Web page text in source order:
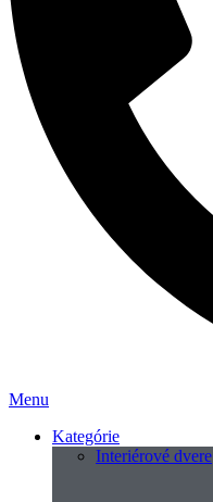
Menu
Kategórie
Interiérové dvere